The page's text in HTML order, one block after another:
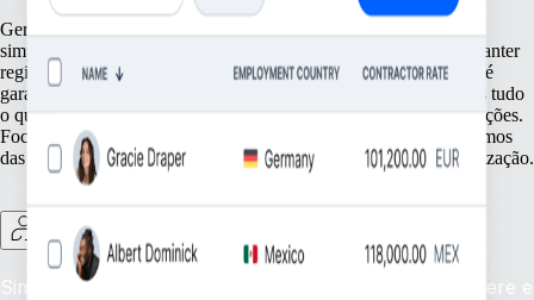
Gere a tua equipa com eficiência através de ferramentas que
simplificam as funções essenciais de gestão de pessoal. Desde manter
registos precisos dos trabalhadores e monitorizar a assiduidade até
garantir a conformidade com os regulamentos locais, fornecemos tudo
o que precisas para garantir o bom funcionamento das tuas operações.
Foca-te no que mais importa, as tuas pessoas, enquanto nós tratamos
das tarefas fundamentais que apoiam o crescimento da tua organização.
Contractor Management
Simplifica a gestão de trabalhadores independentes: gere e